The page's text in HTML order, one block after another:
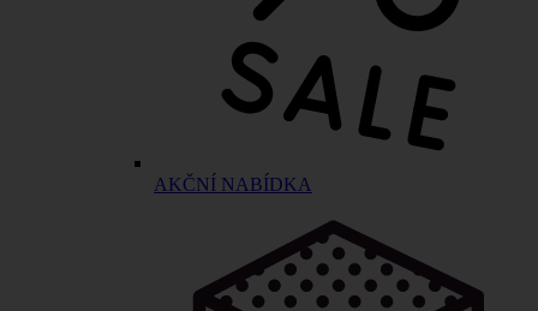
AKČNÍ NABÍDKA